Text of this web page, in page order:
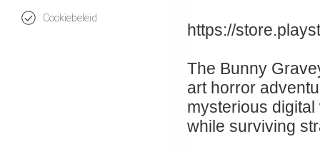
Cookiebeleid
https://
The Bunny
art horror
mysterious
while surviving